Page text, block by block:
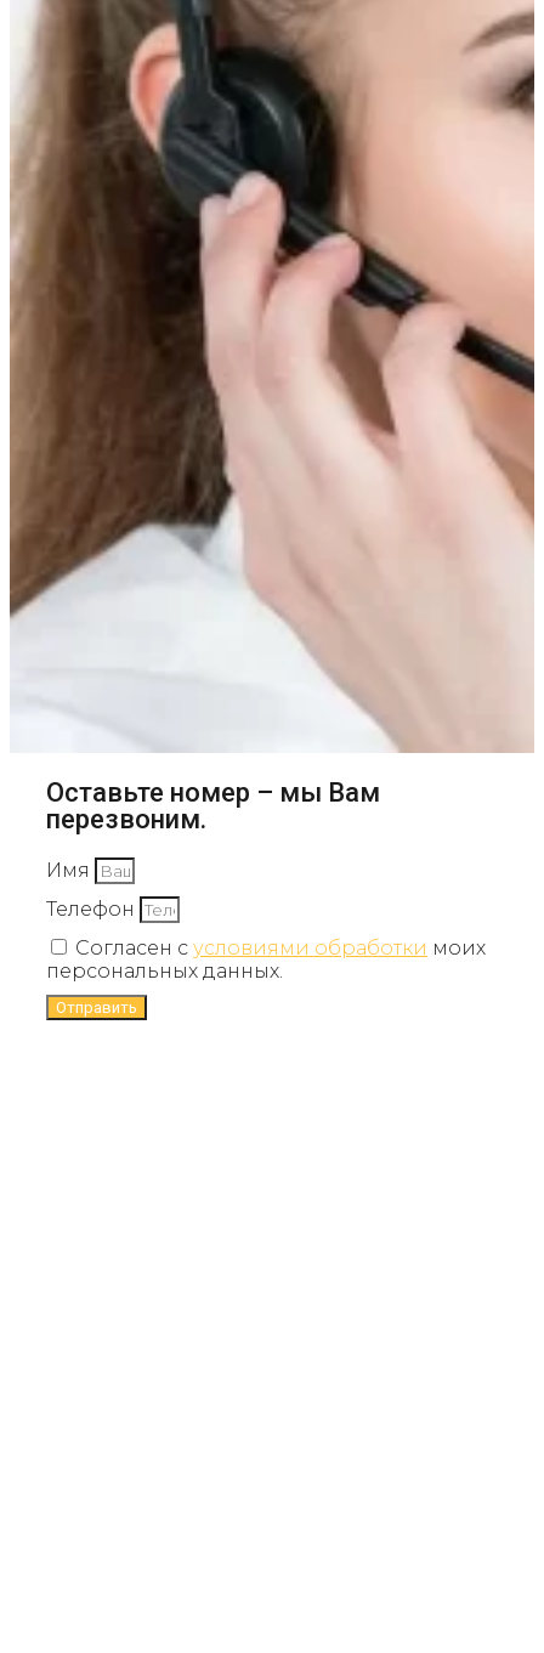
Оставьте номер – мы Вам
перезвоним.
Имя
Телефон
Согласен с условиями обработки моих
персональных данных.
Отправить